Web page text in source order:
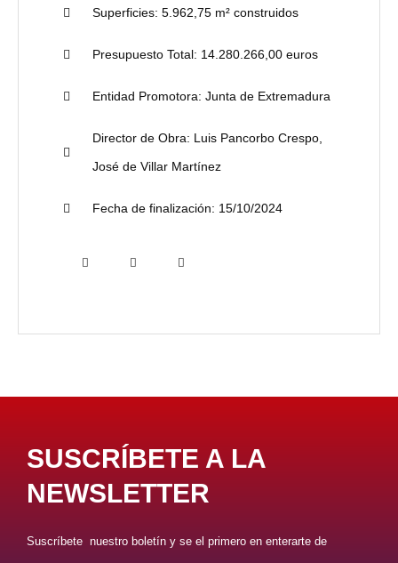
Superficies: 5.962,75 m² construidos
Presupuesto Total: 14.280.266,00 euros
Entidad Promotora: Junta de Extremadura
Director de Obra: Luis Pancorbo Crespo,
José de Villar Martínez
Fecha de finalización: 15/10/2024
SUSCRÍBETE A LA
NEWSLETTER
Suscríbete nuestro boletín y se el primero en enterarte de